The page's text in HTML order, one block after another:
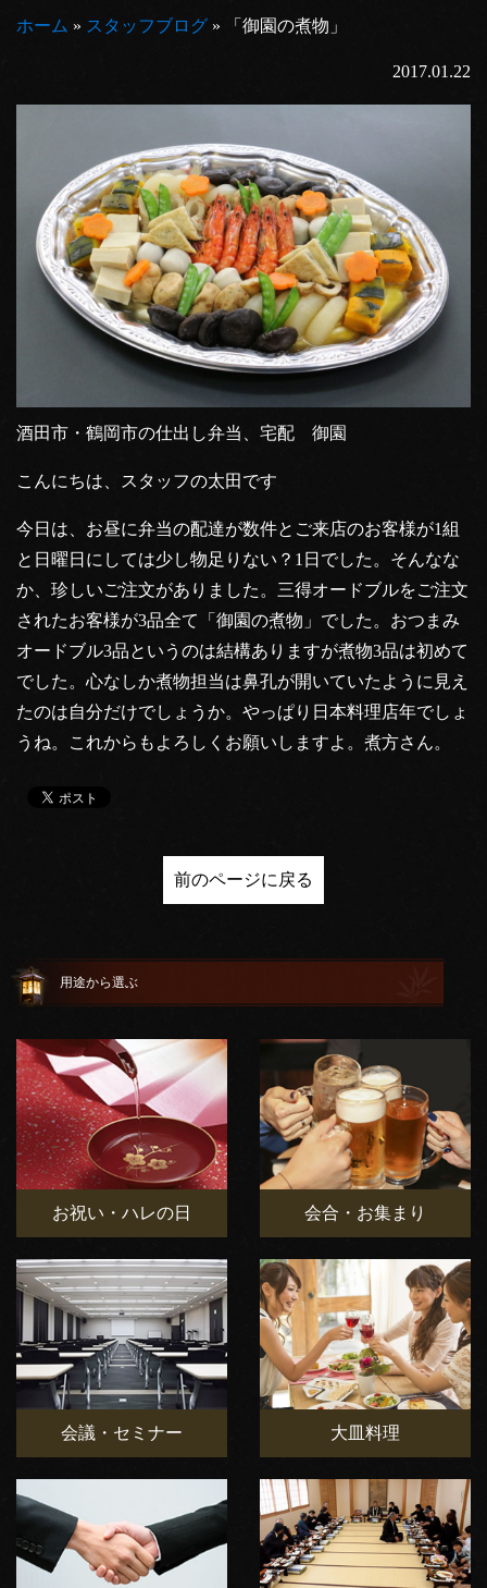
ホーム » スタッフブログ » 「御園の煮物」
2017.01.22
酒田市・鶴岡市の仕出し弁当、宅配 御園
こんにちは、スタッフの太田です
今日は、お昼に弁当の配達が数件とご来店のお客様が1組
と日曜日にしては少し物足りない？1日でした。そんなな
か、珍しいご注文がありました。三得オードブルをご注文
されたお客様が3品全て「御園の煮物」でした。おつまみ
オードブル3品というのは結構ありますが煮物3品は初めて
でした。心なしか煮物担当は鼻孔が開いていたように見え
たのは自分だけでしょうか。やっぱり日本料理店年でしょ
うね。これからもよろしくお願いしますよ。煮方さん。
前のページに戻る
用途から選ぶ
お祝い・ハレの日 会合・お集まり
会議・セミナー 大皿料理